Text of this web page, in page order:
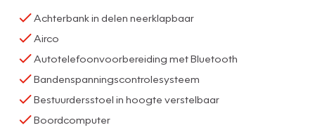
Achterbank in delen neerklapbaar
Airco
Autotelefoonvoorbereiding met Bluetooth
Bandenspanningscontrolesysteem
Bestuurdersstoel in hoogte verstelbaar
Boordcomputer